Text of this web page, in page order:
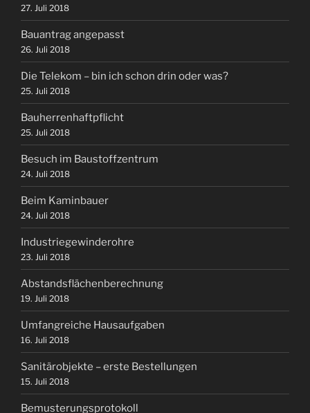
27. Juli 2018
Bauantrag angepasst
26. Juli 2018
Die Telekom – bin ich schon drin oder was?
25. Juli 2018
Bauherrenhaftpflicht
25. Juli 2018
Besuch im Baustoffzentrum
24. Juli 2018
Beim Kaminbauer
24. Juli 2018
Industriegewinderohre
23. Juli 2018
Abstandsflächenberechnung
19. Juli 2018
Umfangreiche Hausaufgaben
16. Juli 2018
Sanitärobjekte – erste Bestellungen
15. Juli 2018
Bemusterungsprotokoll